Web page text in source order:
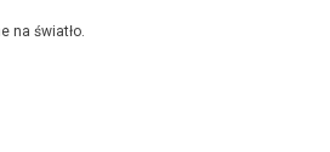
na światło.